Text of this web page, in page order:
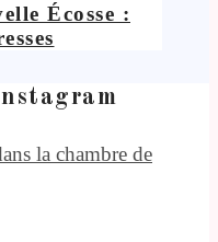
Écosse :
la chambre de